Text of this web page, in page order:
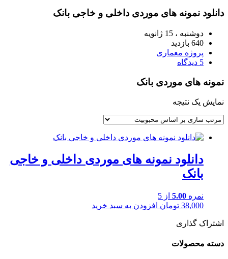
دانلود نمونه های موردی داخلی و خاجی بانک
دوشنبه ، 15 ژانویه
640 بازدید
پروژه معماری
5 دیدگاه
نمونه های موردی بانک
نمایش یک نتیجه
دانلود نمونه های موردی داخلی و خاجی
بانک
نمره 5.00 از 5
38,000 تومان افزودن به سبد خرید
اشتراک گذاری
دسته محصولات